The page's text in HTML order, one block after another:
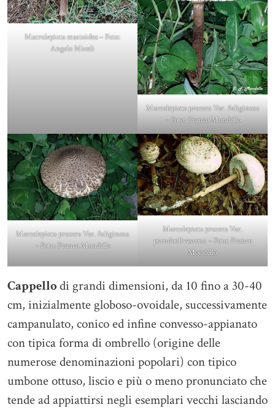
Macrolepiota mastoidea – Foto:
Angelo Miceli
Marcolepiota procera Var. fuliginosa
– Foto: Franco Mondello
Marcolepiota procera Var. fuliginosa
– Foto: Franco Mondello
Marcolepiota procera Var.
pseudoolivascens – Foto: Franco
Mondello
Cappellodi grandi dimensioni, da 10 fino a 30-40
cm, inizialmente globoso-ovoidale, successivamente
campanulato, conico ed infine convesso-appianato
con tipica forma di ombrello (origine delle
numerose denominazioni popolari) con tipico
umbone ottuso, liscio e più o meno pronunciato che
tende ad appiattirsi negli esemplari vecchi lasciando